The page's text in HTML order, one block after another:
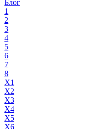
Блог
1
2
3
4
5
6
7
8
X1
X2
X3
X4
X5
X6